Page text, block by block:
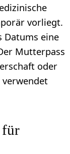
vorliegt.
Datums eine
Mutterpass
oder
für